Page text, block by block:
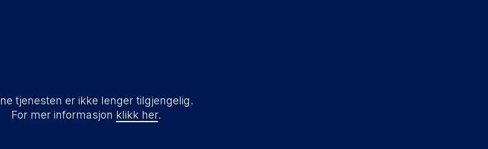
tjenesten er ikke lenger tilgjengelig.
For mer informasjon klikk her.